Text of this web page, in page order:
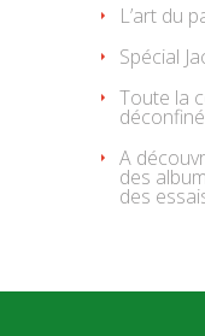
L’art du
Spécial
Toute la
déconfiné
A
des
des